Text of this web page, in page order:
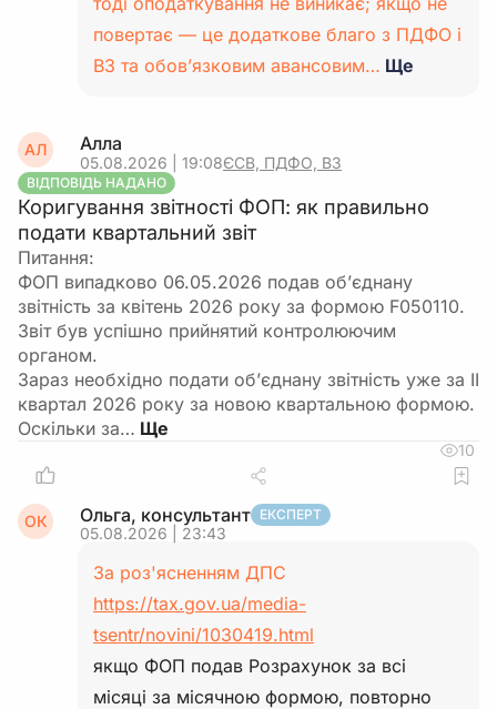
повертає — це додаткове благо з ПДФО і
ВЗ та обов’язковим авансовим… Ще
АЛ Алла
05.08.2026 | 19:08ЄСВ, ПДФО, ВЗ
ВІДПОВІДЬ НАДАНО
Коригування звітності ФОП: як правильно
подати квартальний звіт
Питання:
ФОП випадково 06.05.2026 подав об’єднану
звітність за квітень 2026 року за формою F050110.
Звіт був успішно прийнятий контролюючим
органом.
Зараз необхідно подати об’єднану звітність уже за ІІ
квартал 2026 року за новою квартальною формою.
Оскільки за…
10
ОК Ольга, консультант ЕКСПЕРТ
05.08.2026 | 23:43
За роз'ясненням ДПС
https://tax.gov.ua/media-
tsentr/novini/1030419.html
якщо ФОП подав Розрахунок за всі
місяці за місячною формою, повторно